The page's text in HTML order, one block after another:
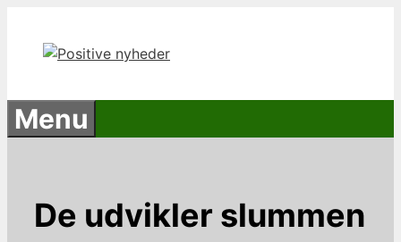
indhold
Menu
De udvikler slummen